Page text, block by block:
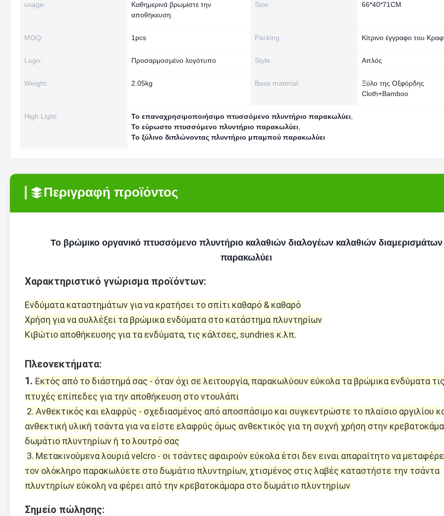
usage:
Καθημερινά βρωμίστε την
αποθήκευση
Size: 66*40*71CM
MOQ: 1pcs Packing: Κίτρινο έγγραφο του
Logo: Προσαρμοσμένο λογότυπο Style: Απλός
Weight: 2.05kg Base material:
Ξύλο της Οξφόρδης
Cloth+Bamboo
High Light: Το επαναχρησιμοποιήσιμο πτυσσόμενο πλυντήριο παρακωλύει
Το εύρωστο πτυσσόμενο πλυντήριο παρακωλύει
Το ξύλινο διπλώνοντας πλυντήριο μπαμπού παρακωλύει
Περιγραφή προϊόντος
Το βρώμικο οργανικό πτυσσόμενο πλυντήριο καλαθιών διαλογέων καλαθιών διαμερισμάτων
παρακωλύει
Χαρακτηριστικό γνώρισμα προϊόντων:
Ενδύματα καταστημάτων για να κρατήσει το σπίτι καθαρό & καθαρό
Χρήση για να συλλέξει τα βρώμικα ενδύματα στο κατάστημα πλυντηρίων
Κιβώτιο αποθήκευσης για τα ενδύματα, τις κάλτσες, sundries κ.λπ.
Πλεονεκτήματα:
1. Εκτός από το διάστημά σας - όταν όχι σε λειτουργία, παρακωλύουν εύκολα τα βρώμικα ενδύματα
πτυχές επίπεδες για την αποθήκευση στο ντουλάπι
2. Ανθεκτικός και ελαφρύς - σχεδιασμένος από αποσπάσιμο και συγκεντρώστε το πλαίσιο αργιλίου
ανθεκτική υλική τσάντα για να είστε ελαφρύς όμως ανθεκτικός για τη συχνή χρήση στην
δωμάτιο πλυντηρίων ή το λουτρό σας
3. Μετακινούμενα λουριά velcro - οι τσάντες αφαιρούν εύκολα έτσι δεν ειναι απαραίτητο να
τον ολόκληρο παρακωλύετε στο δωμάτιο πλυντηρίων, χτισμένος στις λαβές καταστήστε την τσάντα
πλυντηρίων εύκολη να φέρει από την κρεβατοκάμαρα στο δωμάτιο πλυντηρίων
Σημείο πώλησης: